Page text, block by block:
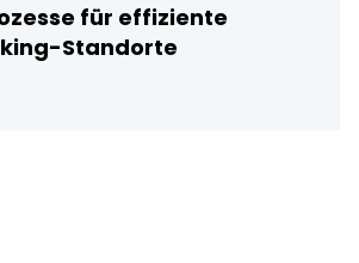
für effiziente
Standorte